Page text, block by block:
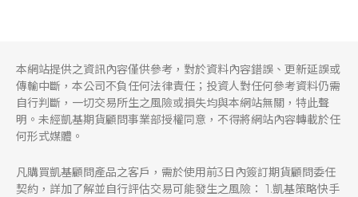
本網站提供之資訊內容僅供參考，對於資料內容錯誤、更新延誤或
傳輸中斷，本公司不負任何法律責任；投資人對任何參考資料仍需
自行判斷，一切交易所生之風險或損失均與本網站無關，特此聲
明。未經凱基期貨顧問事業部授權同意，不得將網站內容轉載於任
何形式媒體。
凡購買凱基顧問產品之客戶，需於使用前3日內簽訂期貨顧問委任
契約，詳加了解並自行評估交易可能發生之風險： 1.凱基策略快手